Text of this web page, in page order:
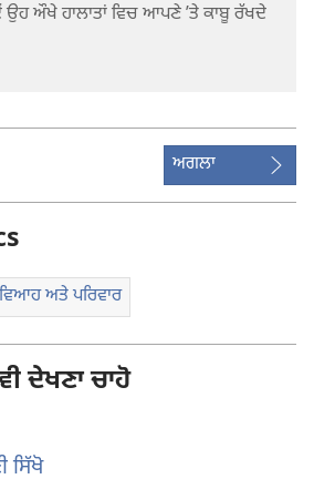
ਉਹ ਔਖੇ ਹਾਲਾਤਾਂ ਵਿਚ ਆਪਣੇ ʼਤੇ ਕਾਬੂ ਰੱਖਦੇ
ਅਗਲਾ
ਵਿਆਹ ਅਤੇ ਪਰਿਵਾਰ
ਦੇਖਣਾ ਚਾਹੋ
ਸਿੱਖੋ